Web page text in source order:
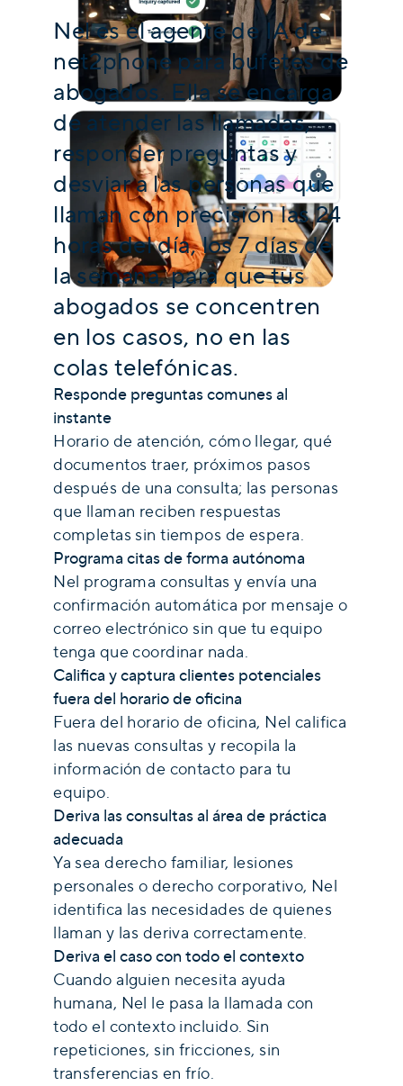
Nel es el agente de IA de
net2phone para bufetes de
abogados. Ella se encarga
de atender las llamadas,
responder preguntas y
desviar a las personas que
llaman con precisión las 24
horas del día, los 7 días de
la semana, para que tus
abogados se concentren
en los casos, no en las
colas telefónicas.
Responde preguntas comunes al
instante
Horario de atención, cómo llegar, qué
documentos traer, próximos pasos
después de una consulta; las personas
que llaman reciben respuestas
completas sin tiempos de espera.
Programa citas de forma autónoma
Nel programa consultas y envía una
confirmación automática por mensaje o
correo electrónico sin que tu equipo
tenga que coordinar nada.
Califica y captura clientes potenciales
fuera del horario de oficina
Fuera del horario de oficina, Nel califica
las nuevas consultas y recopila la
información de contacto para tu
equipo.
Deriva las consultas al área de práctica
adecuada
Ya sea derecho familiar, lesiones
personales o derecho corporativo, Nel
identifica las necesidades de quienes
llaman y las deriva correctamente.
Deriva el caso con todo el contexto
Cuando alguien necesita ayuda
humana, Nel le pasa la llamada con
todo el contexto incluido. Sin
repeticiones, sin fricciones, sin
transferencias en frío.